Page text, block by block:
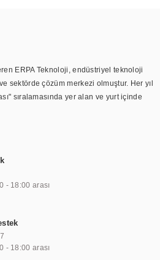
ERPA Teknoloji, endüstriyel teknoloji
sektörde çözüm merkezi olmuştur. Her yıl
sıralamasında yer alan ve yurt içinde
ürünlerde kullanmıştır. Günümüzde
kiosk, totem, akıllı durak ekranı, araç içi
marin ekran, medikal ekran,
önü bilgi ekranları, panel PC,
mini PC ve akıllı bina sistemleri
arasında üretebilirken, ayrıca standart
- 18:00 arası
- 18:00 arası